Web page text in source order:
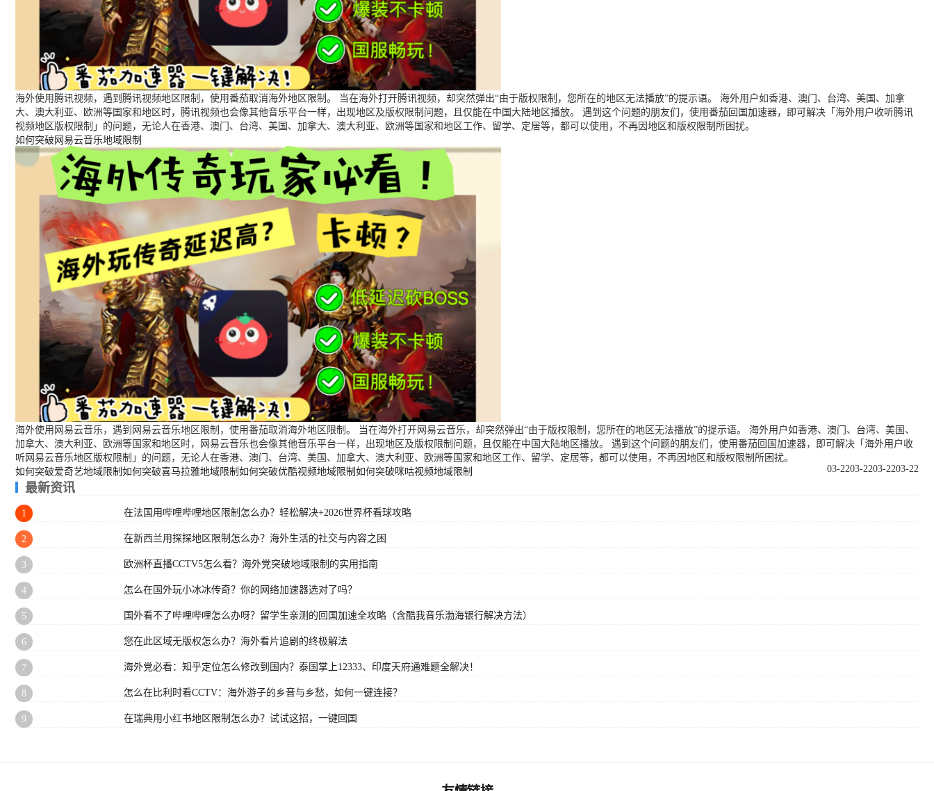
海外使用腾讯视频，遇到腾讯视频地区限制，使用番茄取消海外地区限制。 当在海外打开腾讯视频，却突然弹出“由于版权限制，您所在的地区无法播放”的提示语。 海外用户如香港、澳门、台湾、美国、加拿
大、澳大利亚、欧洲等国家和地区时，腾讯视频也会像其他音乐平台一样，出现地区及版权限制问题，且仅能在中国大陆地区播放。 遇到这个问题的朋友们，使用番茄回国加速器，即可解决「海外用户收听腾讯
视频地区版权限制」的问题，无论人在香港、澳门、台湾、美国、加拿大、澳大利亚、欧洲等国家和地区工作、留学、定居等，都可以使用，不再因地区和版权限制所困扰。
如何突破网易云音乐地域限制
海外使用网易云音乐，遇到网易云音乐地区限制，使用番茄取消海外地区限制。 当在海外打开网易云音乐，却突然弹出“由于版权限制，您所在的地区无法播放”的提示语。 海外用户如香港、澳门、台湾、美国、
加拿大、澳大利亚、欧洲等国家和地区时，网易云音乐也会像其他音乐平台一样，出现地区及版权限制问题，且仅能在中国大陆地区播放。 遇到这个问题的朋友们，使用番茄回国加速器，即可解决「海外用户收
听网易云音乐地区版权限制」的问题，无论人在香港、澳门、台湾、美国、加拿大、澳大利亚、欧洲等国家和地区工作、留学、定居等，都可以使用，不再因地区和版权限制所困扰。
如何突破爱奇艺地域限制
03-22
如何突破喜马拉雅地域限制 03-22
如何突破优酷视频地域限制 03-22
如何突破咪咕视频地域限制 03-22
最新资讯
1 在法国用哔哩哔哩地区限制怎么办？轻松解决+2026世界杯看球攻略
2 在新西兰用探探地区限制怎么办？海外生活的社交与内容之困
3 欧洲杯直播CCTV5怎么看？海外党突破地域限制的实用指南
4 怎么在国外玩小冰冰传奇？你的网络加速器选对了吗？
5 国外看不了哔哩哔哩怎么办呀？留学生亲测的回国加速全攻略（含酷我音乐渤海银行解决方法）
6 您在此区域无版权怎么办？海外看片追剧的终极解法
7 海外党必看：知乎定位怎么修改到国内？泰国掌上12333、印度天府通难题全解决！
8 怎么在比利时看CCTV：海外游子的乡音与乡愁，如何一键连接？
9 在瑞典用小红书地区限制怎么办？试试这招，一键回国